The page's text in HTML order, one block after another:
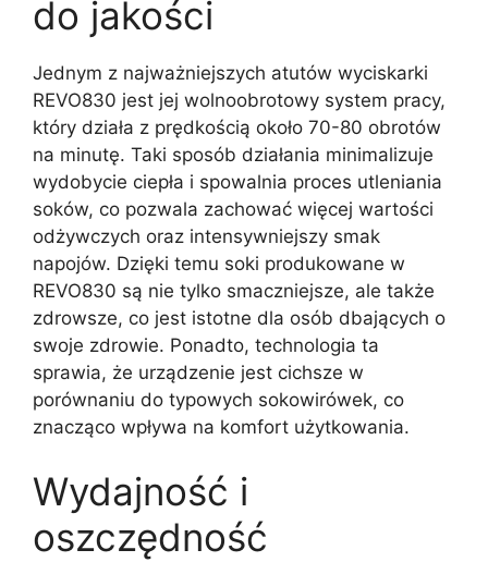
do jakości
Jednym z najważniejszych atutów wyciskarki
REVO830 jest jej wolnoobrotowy system pracy,
który działa z prędkością około 70-80 obrotów
na minutę. Taki sposób działania minimalizuje
wydobycie ciepła i spowalnia proces utleniania
soków, co pozwala zachować więcej wartości
odżywczych oraz intensywniejszy smak
napojów. Dzięki temu soki produkowane w
REVO830 są nie tylko smaczniejsze, ale także
zdrowsze, co jest istotne dla osób dbających o
swoje zdrowie. Ponadto, technologia ta
sprawia, że urządzenie jest cichsze w
porównaniu do typowych sokowirówek, co
znacząco wpływa na komfort użytkowania.
Wydajność i
oszczędność